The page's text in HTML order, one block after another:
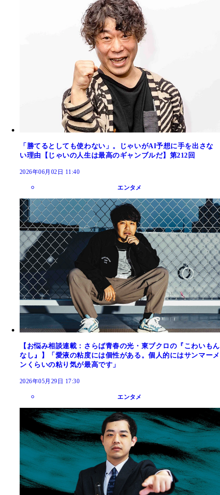
「勝てるとしても使わない」。じゃいがAI予想に手を出さな
い理由【じゃいの人生は最高のギャンブルだ】第212回
2026年06月02日 11:40
エンタメ
【お悩み相談連載：さらば青春の光・東ブクロの『こわいもん
なし』】「愛液の粘度には個性がある。個人的にはサンマーメ
ンくらいの粘り気が最高です」
2026年05月29日 17:30
エンタメ